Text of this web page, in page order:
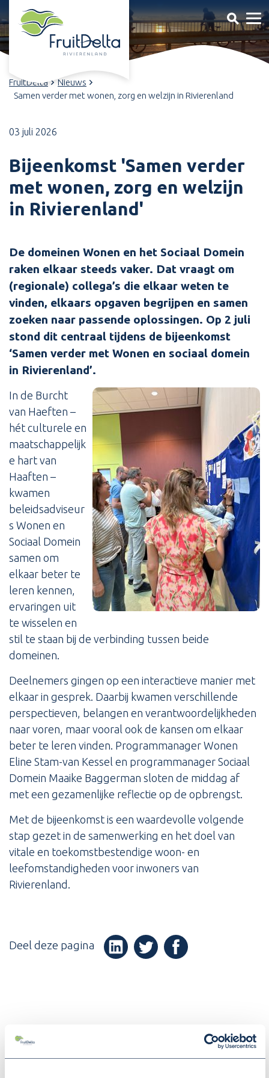
FruitDelta
Nieuws
Samen verder met wonen, zorg en welzijn in Rivierenland
03 juli 2026
Bijeenkomst 'Samen verder
met wonen, zorg en welzijn
in Rivierenland'
De domeinen Wonen en het Sociaal Domein
raken elkaar steeds vaker. Dat vraagt om
(regionale) collega’s die elkaar weten te
vinden, elkaars opgaven begrijpen en samen
zoeken naar passende oplossingen. Op 2 juli
stond dit centraal tijdens de bijeenkomst
‘Samen verder met Wonen en sociaal domein
in Rivierenland’.
In de Burcht
van Haeften –
hét culturele en
maatschappelijk
e hart van
Haaften –
kwamen
beleidsadviseur
s Wonen en
Sociaal Domein
samen om
elkaar beter te
leren kennen,
ervaringen uit
te wisselen en
stil te staan bij de verbinding tussen beide
domeinen.
Deelnemers gingen op een interactieve manier met
elkaar in gesprek. Daarbij kwamen verschillende
perspectieven, belangen en verantwoordelijkheden
naar voren, maar vooral ook de kansen om elkaar
beter te leren vinden. Programmanager Wonen
Eline Stam-van Kessel en programmanager Sociaal
Domein Maaike Baggerman sloten de middag af
met een gezamenlijke reflectie op de opbrengst.
Met de bijeenkomst is een waardevolle volgende
stap gezet in de samenwerking en het doel van
vitale en toekomstbestendige woon- en
leefomstandigheden voor inwoners van
Rivierenland.
Deel deze pagina